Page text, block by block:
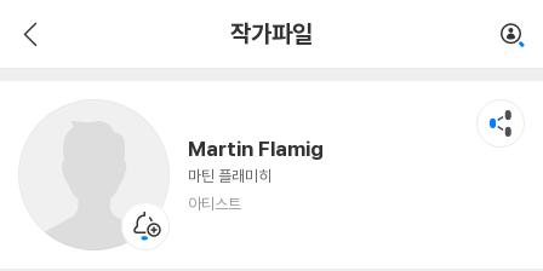
작가파일
Martin Flamig
마틴 플래미히
아티스트